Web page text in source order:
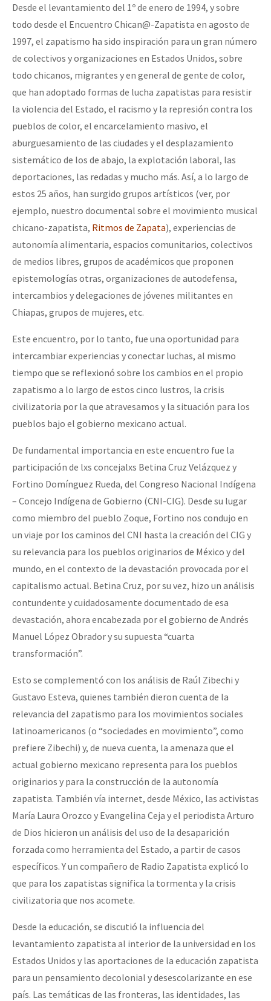
la naturaleza bajo asedio)
Libros para descargar
Medios Libres
COVID-19
Eventos
Desde el levantamiento del 1º de enero de 1994, y sobre
todo desde el Encuentro Chican@-Zapatista en agosto de
1997, el zapatismo ha sido inspiración para un gran número
de colectivos y organizaciones en Estados Unidos, sobre
todo chicanos, migrantes y en general de gente de color,
que han adoptado formas de lucha zapatistas para resistir
la violencia del Estado, el racismo y la represión contra los
pueblos de color, el encarcelamiento masivo, el
aburguesamiento de las ciudades y el desplazamiento
sistemático de los de abajo, la explotación laboral, las
deportaciones, las redadas y mucho más. Así, a lo largo de
estos 25 años, han surgido grupos artísticos (ver, por
ejemplo, nuestro documental sobre el movimiento musical
chicano-zapatista, Ritmos de Zapata), experiencias de
autonomía alimentaria, espacios comunitarios, colectivos
de medios libres, grupos de académicos que proponen
epistemologías otras, organizaciones de autodefensa,
intercambios y delegaciones de jóvenes militantes en
Chiapas, grupos de mujeres, etc.
Este encuentro, por lo tanto, fue una oportunidad para
intercambiar experiencias y conectar luchas, al mismo
tiempo que se reflexionó sobre los cambios en el propio
zapatismo a lo largo de estos cinco lustros, la crisis
civilizatoria por la que atravesamos y la situación para los
pueblos bajo el gobierno mexicano actual.
De fundamental importancia en este encuentro fue la
participación de lxs concejalxs Betina Cruz Velázquez y
Fortino Domínguez Rueda, del Congreso Nacional Indígena
– Concejo Indígena de Gobierno (CNI-CIG). Desde su lugar
como miembro del pueblo Zoque, Fortino nos condujo en
un viaje por los caminos del CNI hasta la creación del CIG y
su relevancia para los pueblos originarios de México y del
mundo, en el contexto de la devastación provocada por el
capitalismo actual. Betina Cruz, por su vez, hizo un análisis
contundente y cuidadosamente documentado de esa
devastación, ahora encabezada por el gobierno de Andrés
Manuel López Obrador y su supuesta “cuarta
transformación”.
Esto se complementó con los análisis de Raúl Zibechi y
Gustavo Esteva, quienes también dieron cuenta de la
relevancia del zapatismo para los movimientos sociales
latinoamericanos (o “sociedades en movimiento”, como
prefiere Zibechi) y, de nueva cuenta, la amenaza que el
actual gobierno mexicano representa para los pueblos
originarios y para la construcción de la autonomía
zapatista. También vía internet, desde México, las activistas
María Laura Orozco y Evangelina Ceja y el periodista Arturo
de Dios hicieron un análisis del uso de la desaparición
forzada como herramienta del Estado, a partir de casos
específicos. Y un compañero de Radio Zapatista explicó lo
que para los zapatistas significa la tormenta y la crisis
civilizatoria que nos acomete.
Desde la educación, se discutió la influencia del
levantamiento zapatista al interior de la universidad en los
Estados Unidos y las aportaciones de la educación zapatista
para un pensamiento decolonial y desescolarizante en ese
país. Las temáticas de las fronteras, las identidades, las